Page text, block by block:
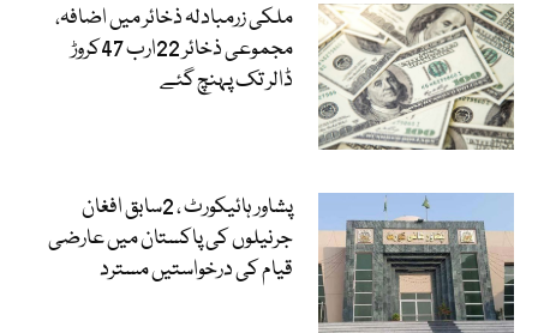
ملکی زرمبادلہ ذخائر میں اضافہ،
مجموعی ذخائر 22ارب 47کروڑ
ڈالر تک پہنچ گئے
پشاور ہائیکورٹ ، 2سابق افغان
جرنیلوں کی پاکستان میں عارضی
قیام کی درخواستیں مسترد